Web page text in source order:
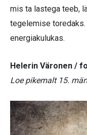
mis ta lastega teeb,
tegelemise toredaks.
energiakulukas.
Helerin Väronen /
Loe pikemalt 15.